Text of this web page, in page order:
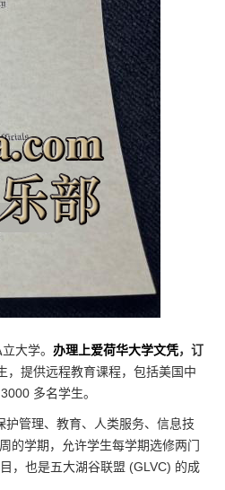
大学。 办理上爱荷华大学文凭，订
，提供远程教育课程，包括美国中
多名学生。
护管理、教育、人类服务、信息技
的学期，允许学生每学期选修两门
，也是五大湖谷联盟 (GLVC) 的成